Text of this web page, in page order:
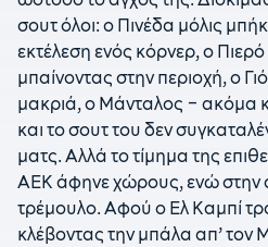
σουτ όλοι: ο Πινέδα μόλις
εκτέλεση ενός κόρνερ, ο Πιερό
μπαίνοντας στην περιοχή, ο
μακριά, ο Μάνταλος – ακόμα
και το σουτ του δεν
ματς. Αλλά το τίμημα της
ΑΕΚ άφηνε χώρους, ενώ στην
τρέμουλο. Αφού ο Ελ Καμπί
κλέβοντας την μπάλα απ’ τον